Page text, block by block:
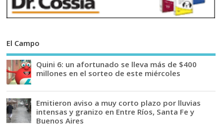
El Campo
Quini 6: un afortunado se lleva más de $400
millones en el sorteo de este miércoles
Emitieron aviso a muy corto plazo por lluvias
intensas y granizo en Entre Ríos, Santa Fe y
Buenos Aires